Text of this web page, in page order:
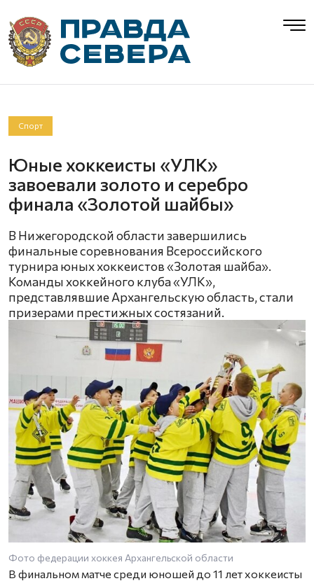
Спорт
Юные хоккеисты «УЛК»
завоевали золото и серебро
финала «Золотой шайбы»
В Нижегородской области завершились
финальные соревнования Всероссийского
турнира юных хоккеистов «Золотая шайба».
Команды хоккейного клуба «УЛК»,
представлявшие Архангельскую область, стали
призерами престижных состязаний.
Фото федерации хоккея Архангельской области
В финальном матче среди юношей до 11 лет хоккеисты